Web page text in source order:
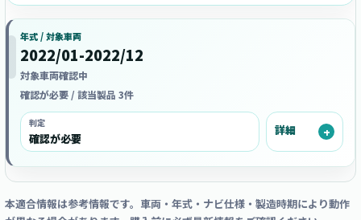
年式 / 対象車両
2022/01-2022/12
対象車両確認中
確認が必要 / 該当製品 3件
判定
確認が必要
詳細
本適合情報は参考情報です。車両・年式・ナビ仕様・製造時期により動作